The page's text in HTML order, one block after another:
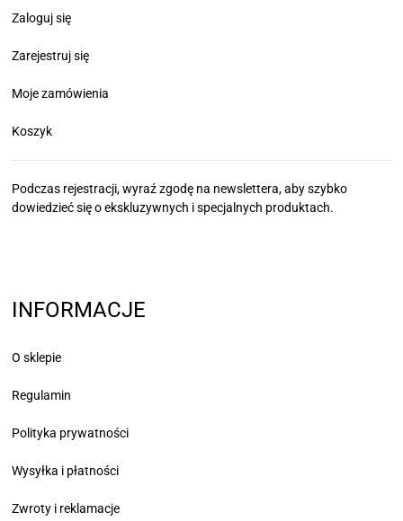
Zaloguj się
Zarejestruj się
Moje zamówienia
Koszyk
Podczas rejestracji, wyraź zgodę na newslettera, aby szybko
dowiedzieć sięo ekskluzywnych i specjalnych produktach.
INFORMACJE
O sklepie
Regulamin
Polityka prywatności
Wysyłka i płatności
Zwroty i reklamacje